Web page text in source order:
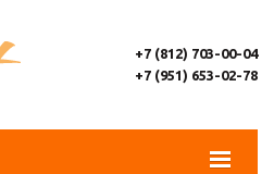
+7 (812) 703-00-04
+7 (951) 653-02-78